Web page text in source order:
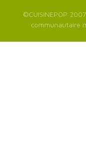
©CUISINEPOP
communautaire